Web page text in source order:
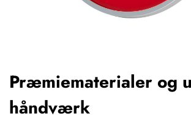
Præmiematerialer og
håndværk